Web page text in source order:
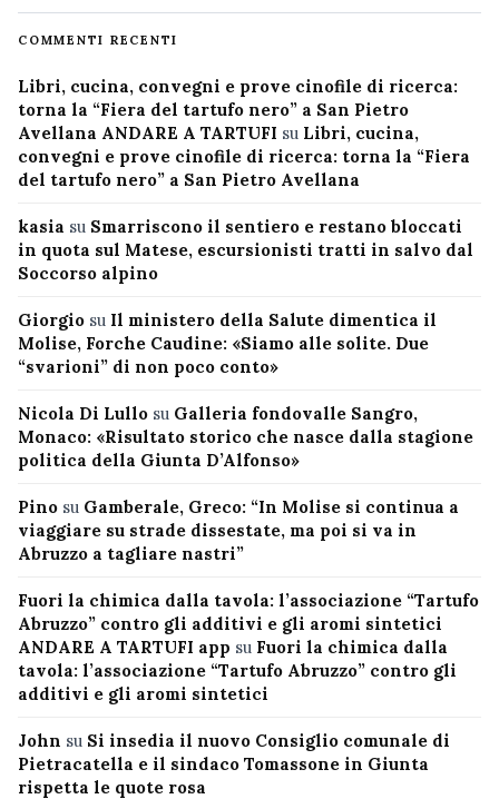
COMMENTI RECENTI
Libri, cucina, convegni e prove cinofile di ricerca:
torna la “Fiera del tartufo nero” a San Pietro
Avellana ANDARE A TARTUFI su Libri, cucina,
convegni e prove cinofile di ricerca: torna la “Fiera
del tartufo nero” a San Pietro Avellana
kasia su Smarriscono il sentiero e restano bloccati
in quota sul Matese, escursionisti tratti in salvo dal
Soccorso alpino
Giorgio su Il ministero della Salute dimentica il
Molise, Forche Caudine: «Siamo alle solite. Due
“svarioni” di non poco conto»
Nicola Di Lullo su Galleria fondovalle Sangro,
Monaco: «Risultato storico che nasce dalla stagione
politica della Giunta D’Alfonso»
Pino su Gamberale, Greco: “In Molise si continua a
viaggiare su strade dissestate, ma poi si va in
Abruzzo a tagliare nastri”
Fuori la chimica dalla tavola: l’associazione “Tartufo
Abruzzo” contro gli additivi e gli aromi sintetici
ANDARE A TARTUFI app su Fuori la chimica dalla
tavola: l’associazione “Tartufo Abruzzo” contro gli
additivi e gli aromi sintetici
John su Si insedia il nuovo Consiglio comunale di
Pietracatella e il sindaco Tomassone in Giunta
rispetta le quote rosa